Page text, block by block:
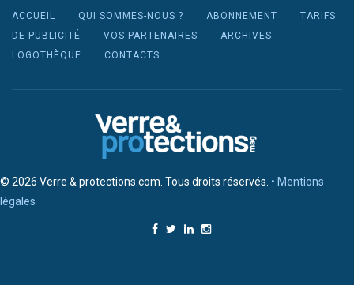
ACCUEIL QUI SOMMES-NOUS ? ABONNEMENT
TARIFS
DE PUBLICITÉ
VOS PARTENAIRES
ARCHIVES
LOGOTHÈQUE
CONTACTS
© 2026 Verre & protections.com. Tous droits réservés. • Mentions
légales